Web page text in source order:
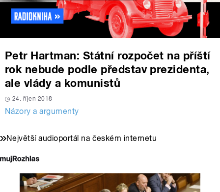
Petr Hartman: Státní rozpočet na příští
rok nebude podle představ prezidenta,
ale vlády a komunistů
24. říjen 2018
Názory a argumenty
Největší audioportál na českém internetu